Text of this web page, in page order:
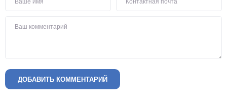
ДОБАВИТЬ КОММЕНТАРИЙ